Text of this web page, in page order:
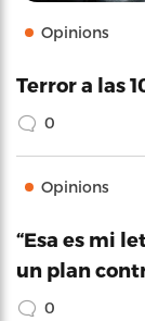
Opinions
Terror a las
0
Opinions
“Esa es mi
un plan
0